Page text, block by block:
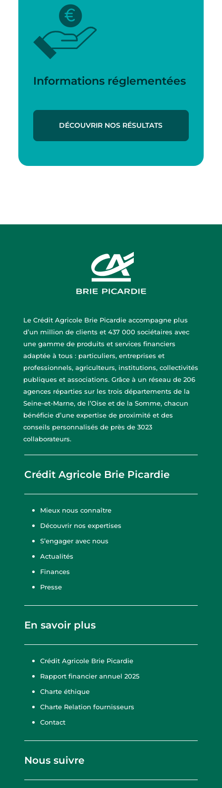
Informations réglementées
DÉCOUVRIR NOS RÉSULTATS
Le Crédit Agricole Brie Picardie accompagne plus
d’un million de clients et 437 000 sociétaires avec
une gamme de produits et services financiers
adaptée à tous : particuliers, entreprises et
professionnels, agriculteurs, institutions, collectivités
publiques et associations. Grâce à un réseau de 206
agences réparties sur les trois départements de la
Seine-et-Marne, de l’Oise et de la Somme, chacun
bénéficie d’une expertise de proximité et des
conseils personnalisés de près de 3023
collaborateurs.
Crédit Agricole Brie Picardie
Mieux nous connaître
Découvrir nos expertises
S’engager avec nous
Actualités
Finances
Presse
En savoir plus
Crédit Agricole Brie Picardie
Rapport financier annuel 2025
Charte éthique
Charte Relation fournisseurs
Contact
Nous suivre